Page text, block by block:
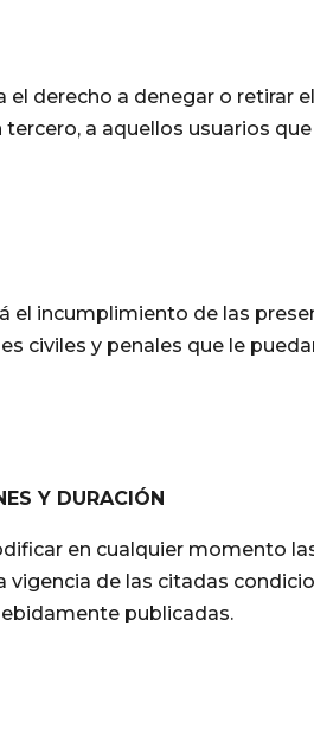
el derecho a denegar o
a aquellos usuarios
el incumplimiento de las
civiles y penales que le
Y DURACIÓN
en cualquier momento
de las citadas
publicadas.